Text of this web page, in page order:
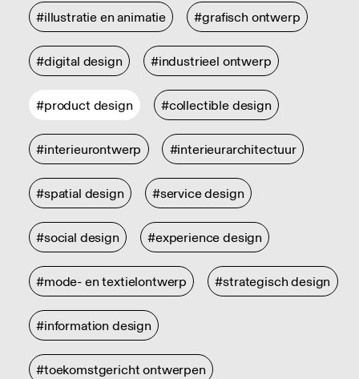
#illustratie en animatie #grafisch ontwerp
#digital design #industrieel ontwerp
#product design #collectible design
#interieurontwerp #interieurarchitectuur
#spatial design #service design
#social design #experience design
#mode- en textielontwerp #strategisch design
#information design
#toekomstgericht ontwerpen